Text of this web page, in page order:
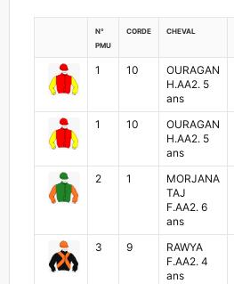
N°
PMU
Corde Cheval
1 10
OURAGAN
H.AA2. 5
ans
1 10
OURAGAN
H.AA2. 5
ans
2 1
MORJANA
TAJ
F.AA2. 6
ans
3 9
RAWYA
F.AA2. 4
ans